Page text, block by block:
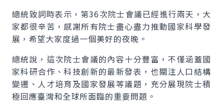
總統致詞時表示，第36次院士會議已經進行兩天，大
家都很辛苦，感謝所有院士盡心盡力推動國家科學發
展，希望大家度過一個美好的夜晚。
總統說，這次院士會議的內容十分豐富，不僅涵蓋國
家科研合作、科技創新的最新發表，也關注人口結構
變遷、人才培育及國家發展等議題，充分展現院士積
極回應臺灣和全球所面臨的重要問題。